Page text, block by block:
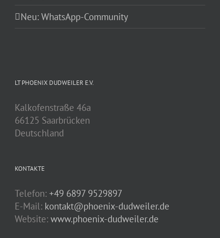
Neu: WhatsApp-Community
LT PHOENIX DUDWEILER E.V.
Kalkofenstraße 46a
66125 Saarbrücken
Deutschland
KONTAKTE
Telefon: +49 6897 9529897
E-Mail: kontakt@phoenix-dudweiler.de
Website: www.phoenix-dudweiler.de